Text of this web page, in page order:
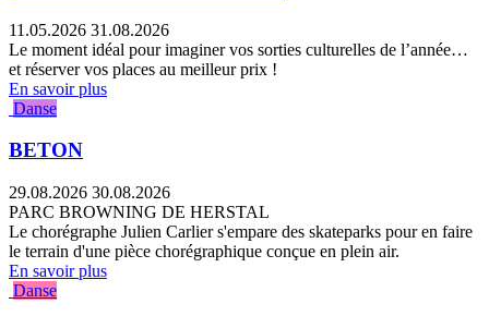
11.05.2026 31.08.2026
Le moment idéal pour imaginer vos sorties culturelles de l’année…
et réserver vos places au meilleur prix !
En savoir plus
Danse
BETON
29.08.2026 30.08.2026
PARC BROWNING DE HERSTAL
Le chorégraphe Julien Carlier s'empare des skateparks pour en faire
le terrain d'une pièce chorégraphique conçue en plein air.
En savoir plus
Danse